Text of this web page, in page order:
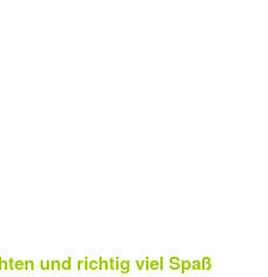
und richtig viel Spaß